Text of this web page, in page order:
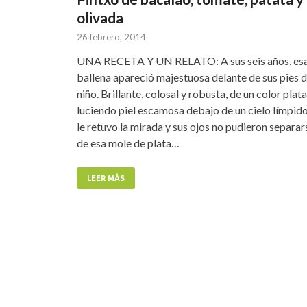
olivada
26 febrero, 2014
UNA RECETA Y UN RELATO: A sus seis años,
ballena apareció majestuosa delante de sus pies
niño. Brillante, colosal y robusta, de un color
luciendo piel escamosa debajo de un cielo
le retuvo la mirada y sus ojos no pudieron
de esa mole de plata…
LEER MÁS